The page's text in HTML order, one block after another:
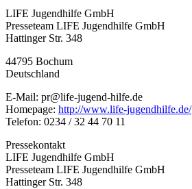
LIFE Jugendhilfe GmbH
Presseteam LIFE Jugendhilfe GmbH
Hattinger Str. 348
44795 Bochum
Deutschland
E-Mail: pr@life-jugend-hilfe.de
Homepage: http://www.life-jugendhilfe.de/
Telefon: 0234 / 32 44 70 11
Pressekontakt
LIFE Jugendhilfe GmbH
Presseteam LIFE Jugendhilfe GmbH
Hattinger Str. 348